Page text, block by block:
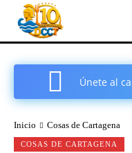
Únete al
Inicio Cosas de Cartagena
COSAS DE CARTAGENA